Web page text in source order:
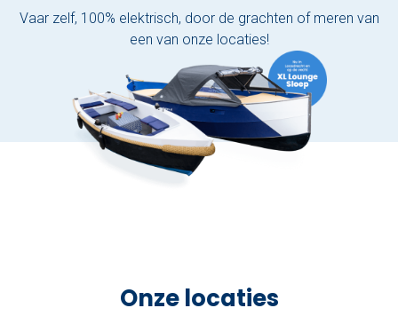
Vaar zelf, 100% elektrisch, door de grachten of meren van
een van onze locaties!
Onze locaties